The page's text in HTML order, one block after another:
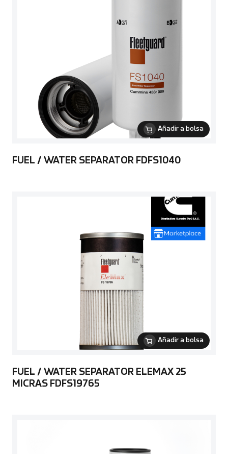
Añadir a bolsa
FUEL / WATER SEPARATOR FDFS1040
Añadir a bolsa
FUEL / WATER SEPARATOR ELEMAX 25
MICRAS FDFS19765